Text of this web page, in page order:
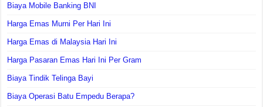
Biaya Mobile Banking BNI
Harga Emas Murni Per Hari Ini
Harga Emas di Malaysia Hari Ini
Harga Pasaran Emas Hari Ini Per Gram
Biaya Tindik Telinga Bayi
Biaya Operasi Batu Empedu Berapa?